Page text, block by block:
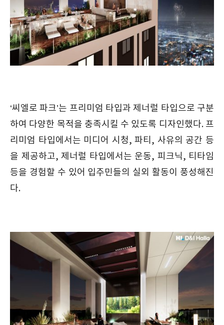
‘씨엘로 파크’는 프리미엄 타입과 제너럴 타입으로 구분
하여 다양한 목적을 충족시킬 수 있도록 디자인했다. 프
리미엄 타입에서는 미디어 시청, 파티, 사유의 공간 등
을 제공하고, 제너럴 타입에서는 운동, 피크닉, 티타임
등을 경험할 수 있어 입주민들의 실외 활동이 풍성해진
다.